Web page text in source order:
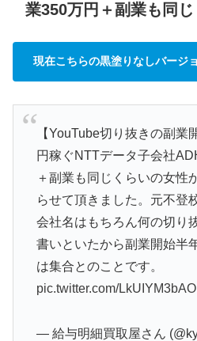
業350万円＋副業も同じ
現在こちらの黒塗りなしバージ
【YouTube切り抜きの副業
円稼ぐNTTデータ子会社
＋副業も同じくらいの女性
らせて頂きました。元不登
会社名はもちろん何の切り
書いといたから副業開始半
は集合とのことです。
pic.twitter.com/LkUIYM3bAO
— 給与明細買取屋さん